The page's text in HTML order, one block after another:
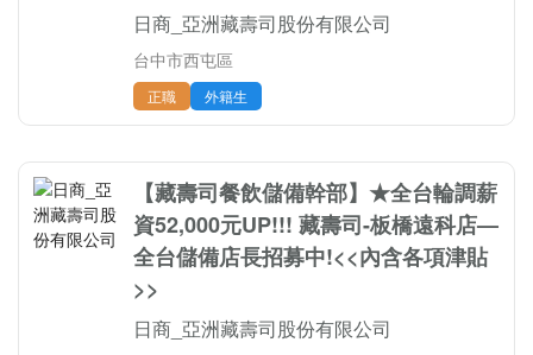
日商_亞洲藏壽司股份有限公司
台中市西屯區
正職 外籍生
【藏壽司餐飲儲備幹部】★全台輪調薪
資52,000元UP!!! 藏壽司-板橋遠科店—
全台儲備店長招募中!<<內含各項津貼
>>
日商_亞洲藏壽司股份有限公司